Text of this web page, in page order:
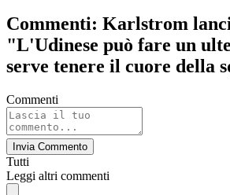
Commenti: Karlstrom
"L'Udinese può fare un
serve tenere il cuore della
Commenti
Invia Commento
Tutti
Leggi altri commenti